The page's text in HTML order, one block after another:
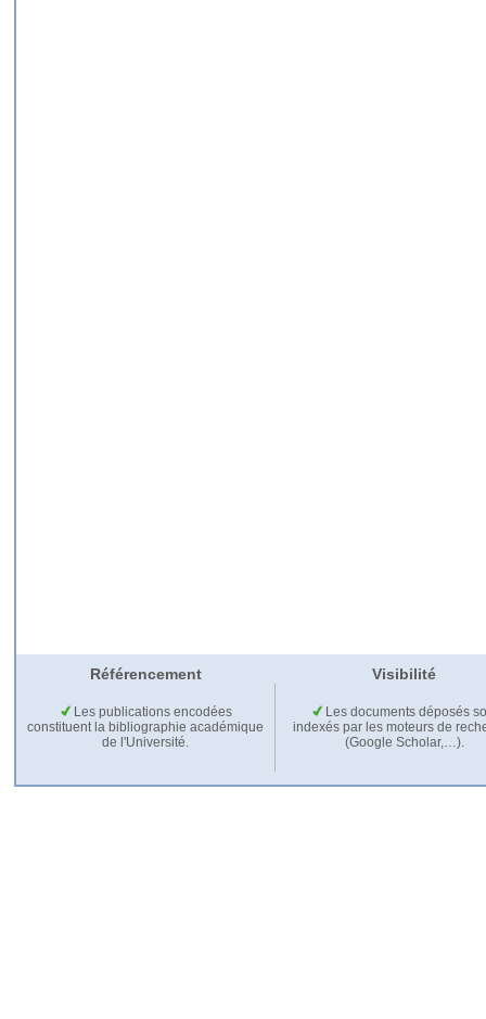
Référencement Visibilité
Les publications encodées
constituent la bibliographie académique
de l'Université.
Les documents déposés
indexés par les moteurs de
(Google Scholar,…).